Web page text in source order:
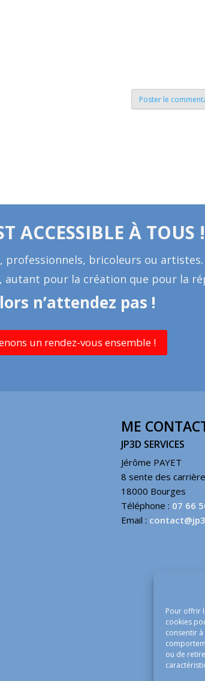
Pour offrir
cookies
consentir
ou de
ACCESSIBLE À TOUS !
professionnels, bricoleurs ou artistes.
autant pour la création que pour la
n’attendez pas !
un rendez-vous ensemble !
ME
JP3D SERVICES
Jérôme PAYET
8 sente des
18000 Bourges
Téléphone : 07 66
Email :